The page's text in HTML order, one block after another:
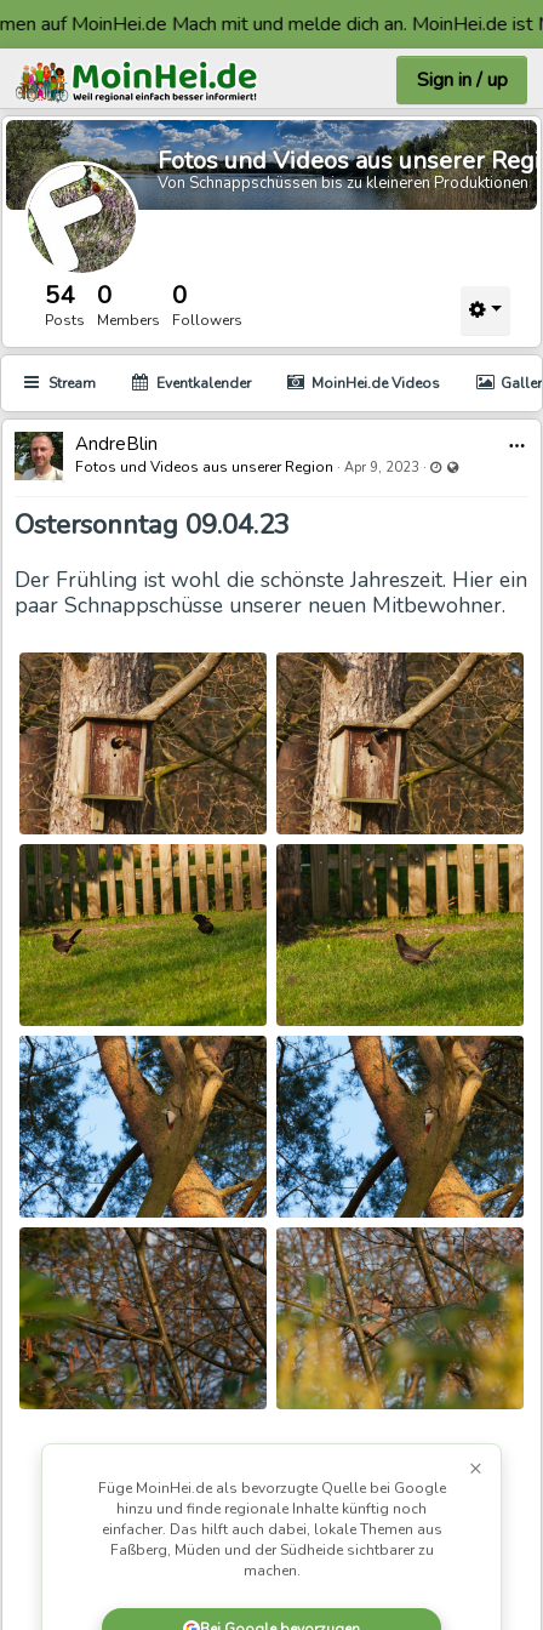
MoinHei.de Mach mit und melde dich an. MoinHei.de ist
Sign in / up
Fotos und Videos aus unserer
Von Schnappschüssen bis zu kleineren Produktionen
54
Posts
0
Members
0
Followers
Stream Eventkalender MoinHei.de Videos
AndreBlin
Fotos und Videos aus unserer Region · Apr 9, 2023 · Last updated
Ostersonntag 09.04.23
Der Frühling ist wohl die schönste Jahreszeit. Hier ein
paar Schnappschüsse unserer neuen Mitbewohner.
×
Füge MoinHei.de als bevorzugte Quelle bei Google
hinzu und finde regionale Inhalte künftig noch
einfacher. Das hilft auch dabei, lokale Themen aus
Faßberg, Müden und der Südheide sichtbarer zu
machen.